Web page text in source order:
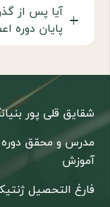
آیا پس از
پایان دوره
شقایق قلی پور
آموزش
فارغ التحصیل